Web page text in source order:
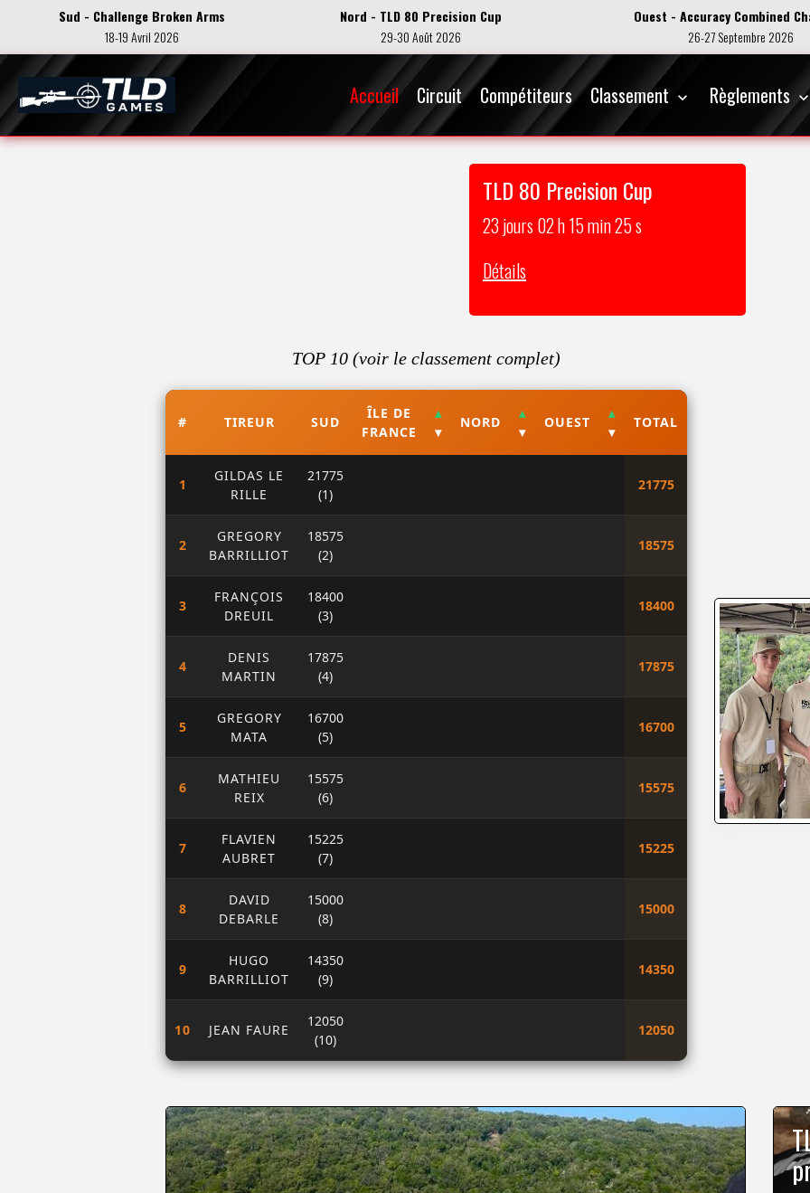
Sud - Challenge Broken Arms Nord - TLD 80 Precision Cup Ouest - Accuracy Combined
18-19 Avril 2026
29-30 Août 2026 26-27 Septembre 2026
Accueil Circuit Compétiteurs Classement Règlements
TLD 80 Precision Cup
23jours02h15min24s
Détails
TOP 10 (voir le classement complet)
# TIREUR SUD
ÎLE DE
FRANCE
▴
▾
NORD
▴
▾
OUEST
▴
▾
TOTAL
1
GILDAS LE
RILLE
21775
(1)
21775
2
GREGORY
BARRILLIOT
18575
(2)
18575
3
FRANÇOIS
DREUIL
18400
(3)
18400
4
DENIS
MARTIN
17875
(4)
17875
5
GREGORY
MATA
16700
(5)
16700
6
MATHIEU
REIX
15575
(6)
15575
7
FLAVIEN
AUBRET
15225
(7)
15225
8
DAVID
DEBARLE
15000
(8)
15000
9
HUGO
BARRILLIOT
14350
(9)
14350
10 JEAN FAURE
12050
(10)
12050